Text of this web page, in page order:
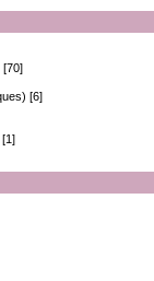
[70]
[6]
[1]